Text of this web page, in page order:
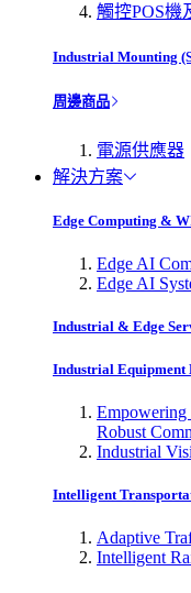
觸控POS機
Industrial Mounting
周邊商品
電源供應器
解決方案
Edge Computing &
Edge AI
Edge AI
Industrial & Edge
Industrial Equipment
Robust
Industrial
Intelligent
Adaptive
Intelligent